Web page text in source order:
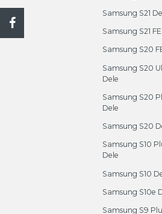
Samsung S21
Samsung S21
Samsung S20
Samsung S20
Dele
Samsung S20
Dele
Samsung S20
Samsung S10
Dele
Samsung S10
Samsung S10e
Samsung S9